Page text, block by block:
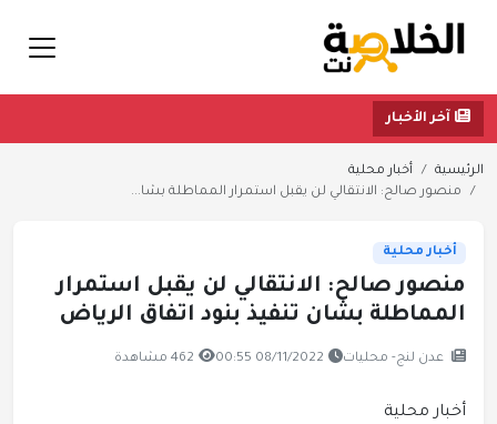
آخر الأخبار
الرئيسية
أخبار محلية
منصور صالح: الانتقالي لن يقبل استمرار المماطلة بشا...
أخبار محلية
منصور صالح: الانتقالي لن يقبل استمرار
المماطلة بشان تنفيذ بنود اتفاق الرياض
عدن لنج- محليات 08/11/2022 00:55 462 مشاهدة
أخبار محلية